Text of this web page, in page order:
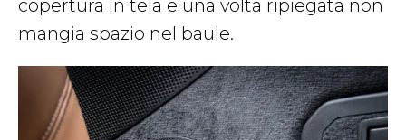
copertura in tela e una volta ripiegata non
mangia spazio nel baule.